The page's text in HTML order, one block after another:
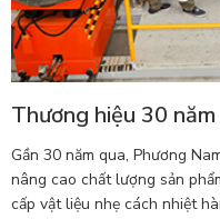
Thương hiệu 30
Gần 30 năm qua, Phương
nâng cao chất lượng sản
cấp vật liệu nhẹ cách nhiệt